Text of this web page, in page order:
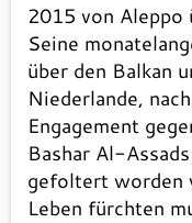
2015 von
Seine
über den Balkan
Niederlande,
Engagement
Bashar Al-
gefoltert worden
Leben fürchten